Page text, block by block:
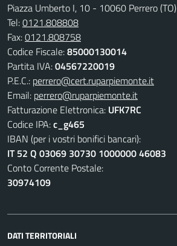
Piazza Umberto I, 10 - 10060 Perrero (TO)
Tel:0121.808808
Fax:0121.808758
Codice Fiscale:85000130014
Partita IVA:04567220019
P.E.C.: perrero@cert.ruparpiemonte.it
Email: perrero@ruparpiemonte.it
Fatturazione Elettronica: UFK7RC
Codice IPA:c_g465
IBAN (per i vostri bonifici bancari):
IT 52 Q 03069 30730 1000000 46083
Conto Corrente Postale:
30974109
DATI TERRITORIALI